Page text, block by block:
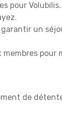
pour Volubilis.
un
pour
de